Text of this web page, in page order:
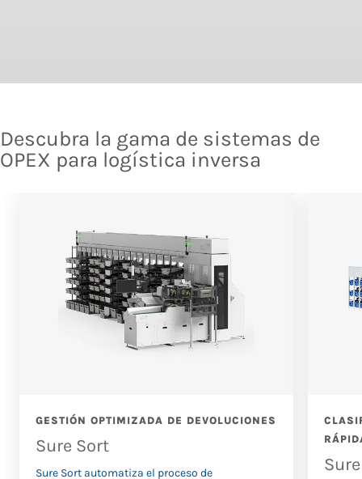
Descubra la gama de sistemas de
OPEX para logística inversa
GESTIÓN OPTIMIZADA DE DEVOLUCIONES
Sure Sort
Sure Sort automatiza el proceso de